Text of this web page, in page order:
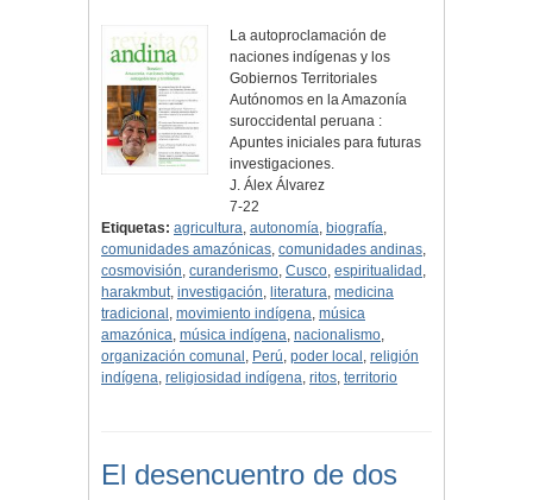
La autoproclamación de
naciones indígenas y los
Gobiernos Territoriales
Autónomos en la Amazonía
suroccidental peruana :
Apuntes iniciales para futuras
investigaciones.
J. Álex Álvarez
7-22
Etiquetas: agricultura, autonomía, biografía,
comunidades amazónicas, comunidades andinas,
cosmovisión, curanderismo, Cusco, espiritualidad ,
harakmbut, investigación, literatura, medicina
tradicional , movimiento indígena, música
amazónica, música indígena, nacionalismo,
organización comunal , Perú, poder local , religión
indígena, religiosidad indígena, ritos, territorio
El desencuentro de dos